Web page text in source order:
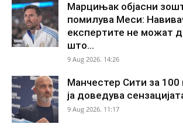
Марцињак објасни
помилува Меси:
експертите не можат
што...
9 Aug 2026. 14:26
Манчестер Сити за
ја доведува
9 Aug 2026. 11:17